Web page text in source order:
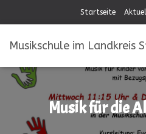
Startseite
Musikschule im Landkreis
Musik für die